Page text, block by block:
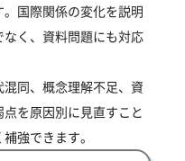
国際関係の変化を説明
く、資料問題にも対応
同、概念理解不足、資
を原因別に見直すこと
強できます。